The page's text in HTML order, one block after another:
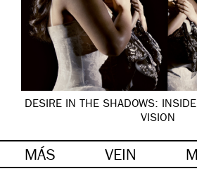
DESIRE IN THE SHADOWS:
VISION
MÁS VEIN